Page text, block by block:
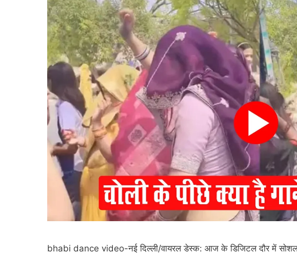
bhabi dance video-नई दिल्ली/वायरल डेस्क: आज के डिजिटल दौर में सोशल